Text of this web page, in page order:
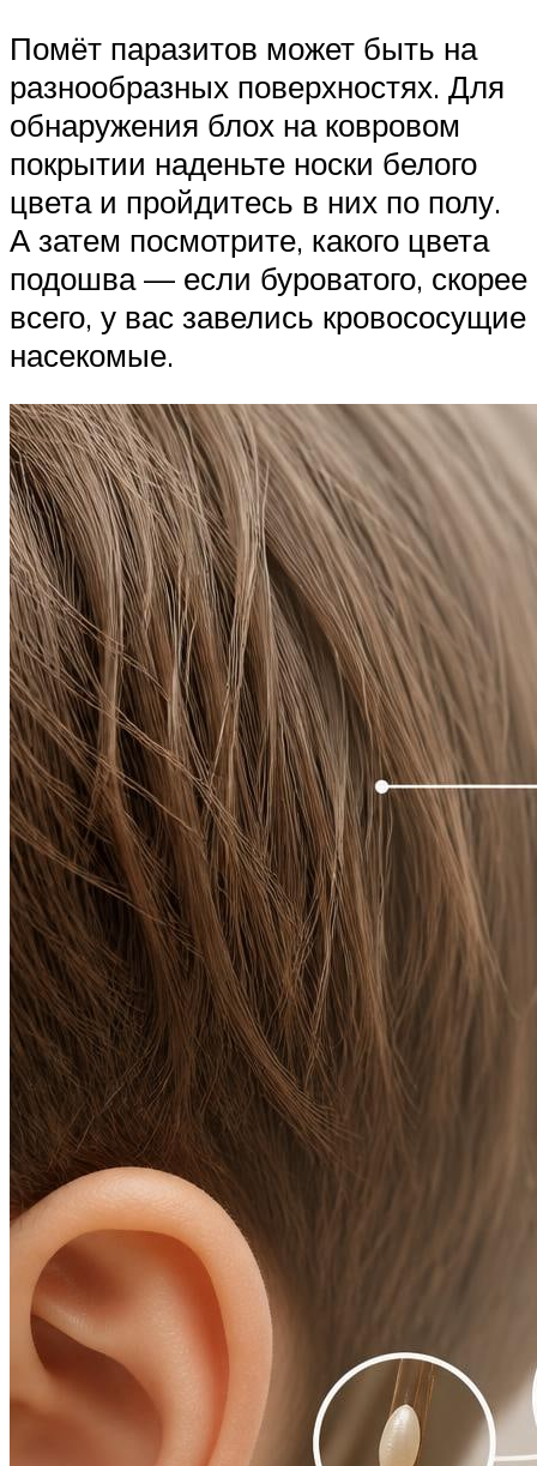
Помёт паразитов может быть на
разнообразных поверхностях. Для
обнаружения блох на ковровом
покрытии наденьте носки белого
цвета и пройдитесь в них по полу.
А затем посмотрите, какого цвета
подошва — если буроватого, скорее
всего, у вас завелись кровососущие
насекомые.